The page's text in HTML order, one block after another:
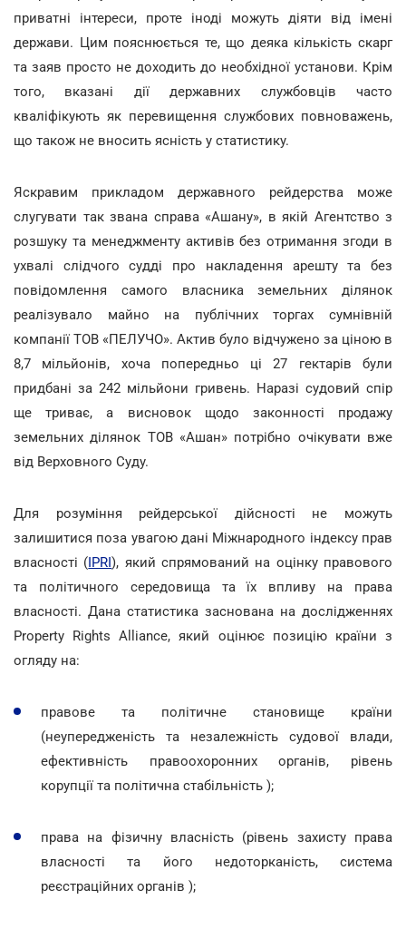
приватні інтереси, проте іноді можуть діяти від імені
держави. Цим пояснюється те, що деяка кількість скарг
та заяв просто не доходить до необхідної установи. Крім
того, вказані дії державних службовців часто
кваліфікують як перевищення службових повноважень,
що також не вносить ясність у статистику.
Яскравим прикладом державного рейдерства може
слугувати так звана справа «Ашану», в якій Агентство з
розшуку та менеджменту активів без отримання згоди в
ухвалі слідчого судді про накладення арешту та без
повідомлення самого власника земельних ділянок
реалізувало майно на публічних торгах сумнівній
компанії ТОВ «ПЕЛУЧО». Актив було відчужено за ціною в
8,7 мільйонів, хоча попередньо ці 27 гектарів були
придбані за 242 мільйони гривень. Наразі судовий спір
ще триває, а висновок щодо законності продажу
земельних ділянок ТОВ «Ашан» потрібно очікувати вже
від Верховного Суду.
Для розуміння рейдерської дійсності не можуть
залишитися поза увагою дані Міжнародного індексу прав
власності (IPRI), який спрямований на оцінку правового
та політичного середовища та їх впливу на права
власності. Дана статистика заснована на дослідженнях
Property Rights Alliance,який оцінює позицію країни з
огляду на:
правове та політичне становище країни
(неупередженість та незалежність судової влади,
ефективність правоохоронних органів, рівень
корупції та політична стабільність );
права на фізичну власність (рівень захисту права
власності та його недоторканість, система
реєстраційних органів );